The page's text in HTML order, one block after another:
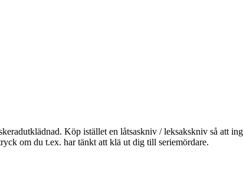
Köp istället en låtsaskniv / leksakskniv så att
om du t.ex. har tänkt att klä ut dig till seriemördare.